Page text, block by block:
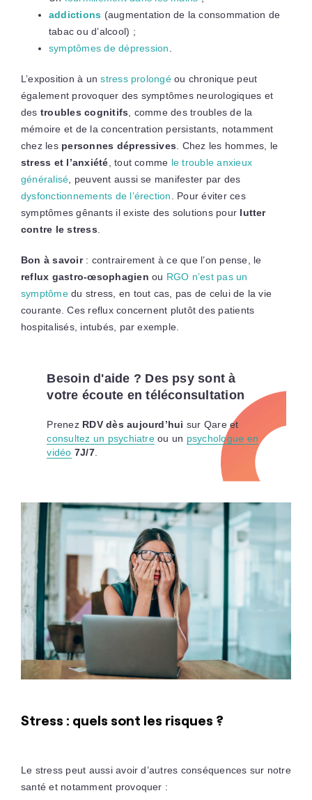
addictions (augmentation de la consommation de
tabac ou d’alcool) ;
symptômes de dépression
L’exposition à unstress prolongéou chronique peut
également provoquer des symptômes neurologiques et
des troubles cognitifs , comme des troubles de la
mémoire et de la concentration persistants, notamment
chez les personnes dépressives . Chez les hommes, le
stress et l’anxiété , tout comme le trouble anxieux
généralisé , peuvent aussi se manifester par des
dysfonctionnements de l’érection
. Pour éviter ces
symptômes gênants il existe des solutions pour lutter
contre le stress
Bon à savoir: contrairement à ce que l’on pense, le
reflux gastro-œsophagien ou RGO n’est pas un
symptômedu stress, en tout cas, pas de celui de la vie
courante. Ces reflux concernent plutôt des patients
hospitalisés, intubés, par exemple.
Besoin d'aide ? Des psy sont à
votre écoute en téléconsultation
Prenez RDV dès aujourd’hui sur Qare et
consultez un psychiatreou un psychologue en
vidéo 7J/7.
Stress : quels sont les risques ?
Le stress peut aussi avoir d’autres conséquences sur notre
santé et notamment provoquer :